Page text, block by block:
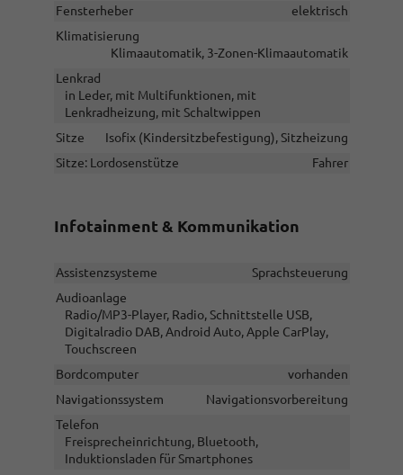
Fensterheber
elektrisch
Klimatisierung
Klimaautomatik, 3-Zonen-Klimaautomatik
Lenkrad
in Leder, mit Multifunktionen, mit
Lenkradheizung, mit Schaltwippen
Sitze
Isofix (Kindersitzbefestigung), Sitzheizung
Sitze: Lordosenstütze
Fahrer
Infotainment & Kommunikation
Assistenzsysteme
Sprachsteuerung
Audioanlage
Radio/MP3-Player, Radio, Schnittstelle USB,
Digitalradio DAB, Android Auto, Apple CarPlay,
Touchscreen
Bordcomputer
vorhanden
Navigationssystem
Navigationsvorbereitung
Telefon
Freisprecheinrichtung, Bluetooth,
Induktionsladen für Smartphones